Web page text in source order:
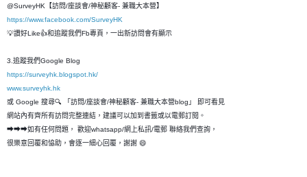
@SurveyHK【訪問/座談會/神秘顧客- 兼職大本營】
https://www.facebook.com/SurveyHK
💡讚好Like👍和追蹤我們Fb專頁，一出新訪問會有顯示
3.追蹤我們Google Blog
https://surveyhk.blogspot.hk/
www.surveyhk.hk
或 Google 搜尋🔍 「訪問/座談會/神秘顧客- 兼職大本營blog」 即可看見
網站內有齊所有訪問完整連結，建議可以加到書籤或以電郵訂閱。
➡➡➡如有任何問題， 歡迎whatsapp/網上私訊/電郵 聯絡我們查詢，
很樂意回覆和恊助，會逐一細心回覆，謝謝 😄